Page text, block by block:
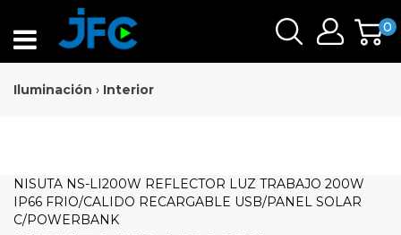
0
Iluminación › Interior
NISUTA NS-LI200W REFLECTOR LUZ TRABAJO 200W
IP66 FRIO/CALIDO RECARGABLE USB/PANEL SOLAR
C/POWERBANK